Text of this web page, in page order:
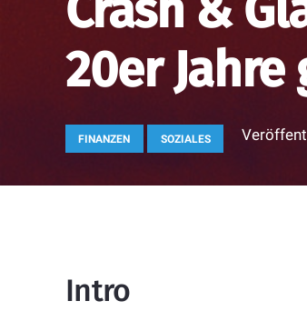
20er Jahre
FINANZEN SOZIALES
Intro